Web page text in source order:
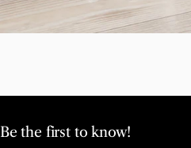
Be the first to know!